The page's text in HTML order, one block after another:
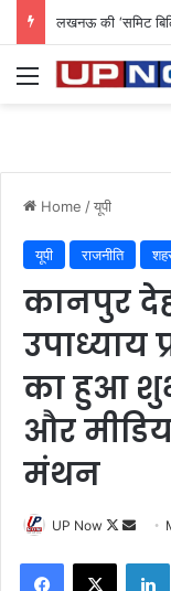
Menu
Home /यूपी
यूपी राजनीति
कानपुर
उपाध्याय
का हुआ
और
मंथन
UP Now
Follow
Send
email
Facebook
X